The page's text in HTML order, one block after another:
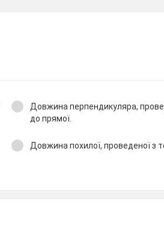
Довжина перпендикуляра,
до прямої.
Довжина похилої, проведеної з